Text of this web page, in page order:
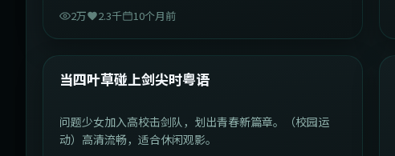
2万 2.3千 10个月前
最新
中国大陆 1:23:05
当四叶草碰上剑尖时粤语
问题少女加入高校击剑队，划出青春新篇章。（校园运
动）高清流畅，适合休闲观影。